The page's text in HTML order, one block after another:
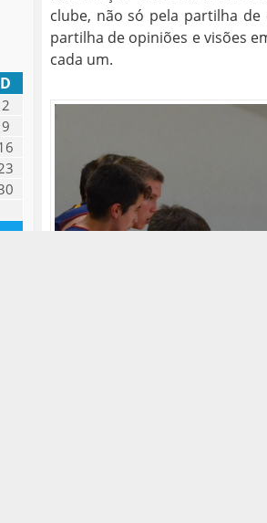
clube, não só pela partilha
partilha de opiniões e visões
cada um.
D
2
9